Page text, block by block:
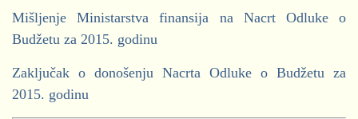
Mišljenje Ministarstva finansija na Nacrt Odluke o
Budžetu za 2015. godinu
Zaključak o donošenju Nacrta Odluke o Budžetu za
2015. godinu